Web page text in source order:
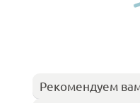
Рекомендуем